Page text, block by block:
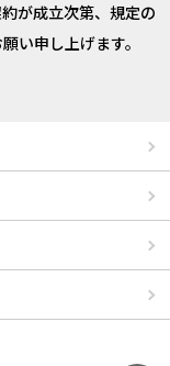
が成立次第、規定の
い申し上げます。